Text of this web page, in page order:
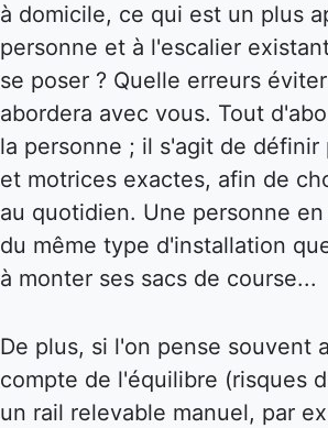
à domicile, ce qui est un plus
personne et à l'escalier
se poser ? Quelle erreurs
abordera avec vous. Tout
la personne ; il s'agit de
et motrices exactes, afin de
au quotidien. Une personne
du même type d'installation
à monter ses sacs de course...
De plus, si l'on pense souvent
compte de l'équilibre (risques
un rail relevable manuel, par